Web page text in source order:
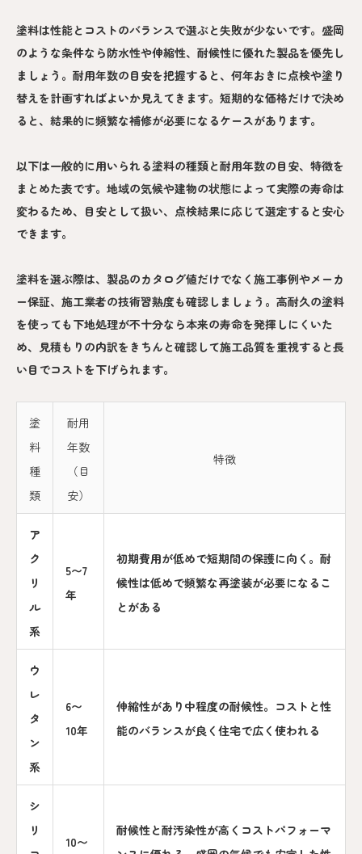
塗料は性能とコストのバランスで選ぶと失敗が少ないです。盛岡
のような条件なら防水性や伸縮性、耐候性に優れた製品を優先し
ましょう。耐用年数の目安を把握すると、何年おきに点検や塗り
替えを計画すればよいか見えてきます。短期的な価格だけで決め
ると、結果的に頻繁な補修が必要になるケースがあります。
以下は一般的に用いられる塗料の種類と耐用年数の目安、特徴を
まとめた表です。地域の気候や建物の状態によって実際の寿命は
変わるため、目安として扱い、点検結果に応じて選定すると安心
できます。
塗料を選ぶ際は、製品のカタログ値だけでなく施工事例やメーカ
ー保証、施工業者の技術習熟度も確認しましょう。高耐久の塗料
を使っても下地処理が不十分なら本来の寿命を発揮しにくいた
め、見積もりの内訳をきちんと確認して施工品質を重視すると長
い目でコストを下げられます。
塗
料
種
類
耐用
年数
（目
安）
特徴
ア
ク
リ
ル
系
5〜7
年
初期費用が低めで短期間の保護に向く。耐
候性は低めで頻繁な再塗装が必要になるこ
とがある
ウ
レ
タ
ン
系
6〜
10年
伸縮性があり中程度の耐候性。コストと性
能のバランスが良く住宅で広く使われる
シ
リ
10〜
耐候性と耐汚染性が高くコストパフォーマ